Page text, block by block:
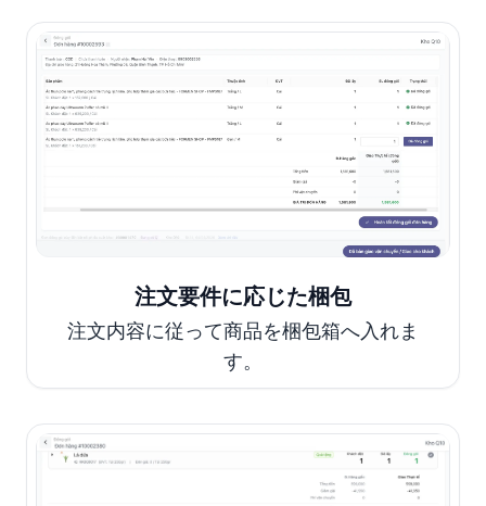
注文要件に応じた梱包
注文内容に従って商品を梱包箱へ入れま
す。